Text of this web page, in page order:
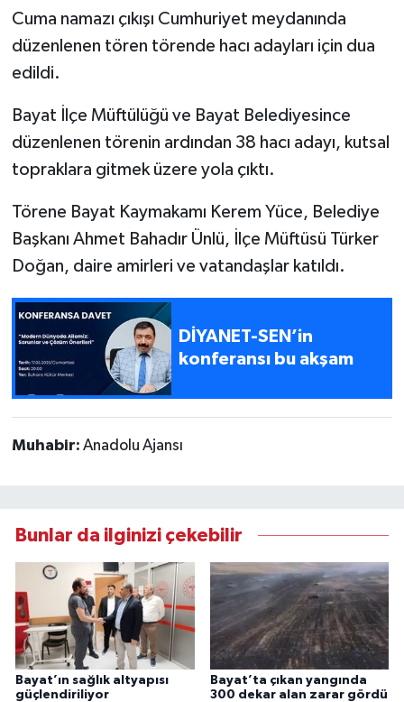
Cuma namazı çıkışı Cumhuriyet meydanında
düzenlenen tören törende hacı adayları için dua
edildi.
Bayat İlçe Müftülüğü ve Bayat Belediyesince
düzenlenen törenin ardından 38 hacı adayı, kutsal
topraklara gitmek üzere yola çıktı.
Törene Bayat Kaymakamı Kerem Yüce, Belediye
Başkanı Ahmet Bahadır Ünlü, İlçe Müftüsü Türker
Doğan, daire amirleri ve vatandaşlar katıldı.
DİYANET-SEN’in
konferansı bu akşam
Muhabir: Anadolu Ajansı
Bunlar da ilginizi çekebilir
Bayat’ın sağlık altyapısı
güçlendiriliyor
Bayat’ta çıkan yangında
300 dekar alan zarar gördü
Osmancık
Sungurlu
Uğurludağ
Sağlık